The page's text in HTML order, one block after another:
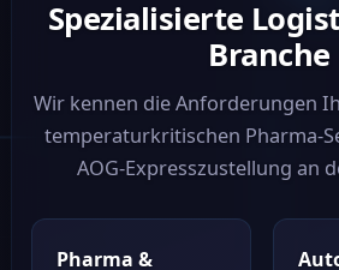
Spezialisierte
Branche
Wir kennen die Anforderungen
temperaturkritischen Pharma-
AOG-Express­zustellung an
Pharma &